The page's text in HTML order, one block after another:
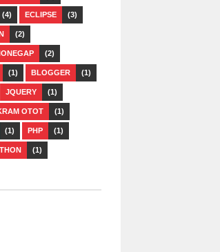
(4) ECLIPSE (3)
(2)
(2)
(1) BLOGGER (1)
JQUERY (1)
OTOT (1)
(1) PHP (1)
(1)